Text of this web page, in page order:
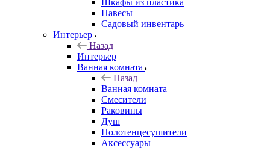
Шкафы из пластика
Навесы
Садовый инвентарь
Интерьер
Назад
Интерьер
Ванная комната
Назад
Ванная комната
Смесители
Раковины
Душ
Полотенцесушители
Аксессуары